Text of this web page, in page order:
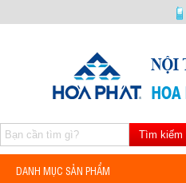
Tìm kiếm
DANH MỤC SẢN PHẨM